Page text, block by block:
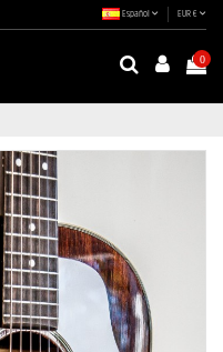
Español EUR €
0